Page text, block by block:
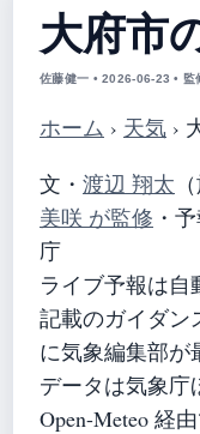
大府市
佐藤健一 • 2026-06-23 • 監
ホーム › 天気 ›
文・ 渡辺 翔太
美咲 が監修 ・ 予
庁
ライブ予報は自
記載のガイダン
に気象編集部が
データは気象庁
Open-Meteo 経